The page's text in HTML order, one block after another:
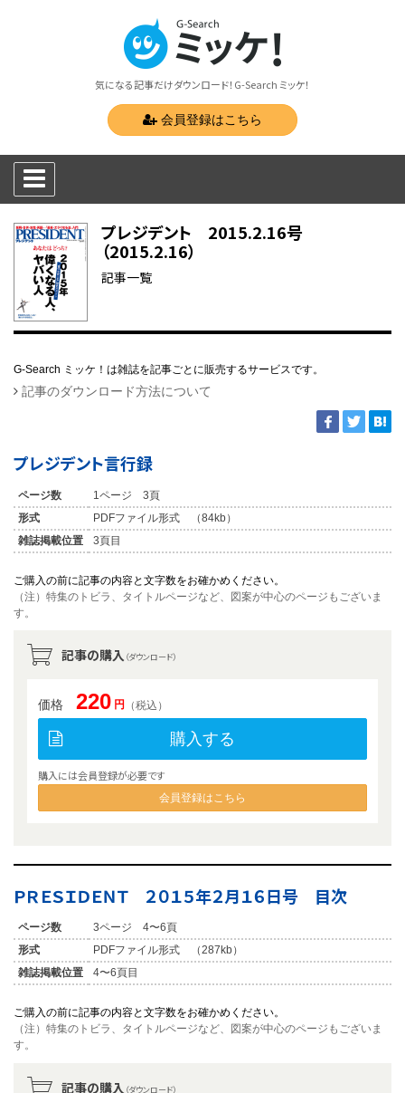
気になる記事だけダウンロード！G-Search ミッケ！
会員登録はこちら
プレジデント 2015.2.16号
（2015.2.16）
記事一覧
G-Search ミッケ！は雑誌を記事ごとに販売するサービスです。
記事のダウンロード方法について
プレジデント言行録
ページ数
1ページ 3頁
形式
PDFファイル形式 （84kb）
雑誌掲載位置
3頁目
ご購入の前に記事の内容と文字数をお確かめください。
（注）特集のトビラ、タイトルページなど、図案が中心のページもございま
す。
記事の購入 （ダウンロード）
価格 220 円 （税込）
購入する
購入には会員登録が必要です
会員登録はこちら
ＰＲＥＳＩＤＥＮＴ ２０１５年２月１６日号 目次
ページ数
3ページ 4〜6頁
形式
PDFファイル形式 （287kb）
雑誌掲載位置
4〜6頁目
ご購入の前に記事の内容と文字数をお確かめください。
（注）特集のトビラ、タイトルページなど、図案が中心のページもございま
す。
記事の購入 （ダウンロード）